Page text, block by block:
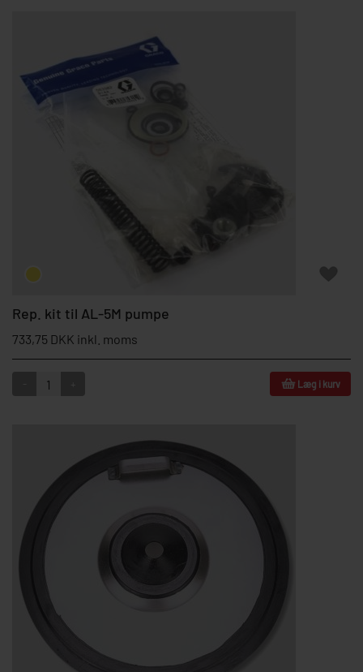
Rep. kit til AL-5M pumpe
733,75 DKK inkl. moms
Læg i kurv